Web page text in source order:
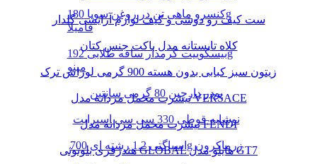
کنسرو ماهی تن در روغن سویا 180g
فامیلا
بیسکوییت کرمدار ساقه طلایی 192g
مینو
پودر دارچین 80 گرمی سانتین
نوشابه قوطی 330 سی سی اسپرایت
اسپاگتی 1.2 رشته ای 700g زرماکرون
ست کیف رو دوشی و کیف لوازم آرایشی گلدار
کلاه تابستانه مدل باکت جنس کتان
زیتون سبز کبابی بدون هسته 900 گرمی لوراس ترک
تیشرت مخمل مردانه مدل VERSACE
تیشرت مخمل مردانه مدل FENDI
هندزفری بلوتوثی GLOBAL هایلو مدل GT7